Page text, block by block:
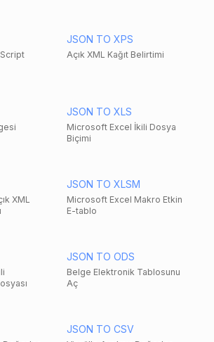
JSON TO XPS
Açık XML Kağıt Belirtimi
JSON TO XLS
Microsoft Excel İkili Dosya
Biçimi
XML
JSON TO XLSM
Microsoft Excel Makro Etkin
E-tablo
JSON TO ODS
Belge Elektronik Tablosunu
Aç
JSON TO CSV